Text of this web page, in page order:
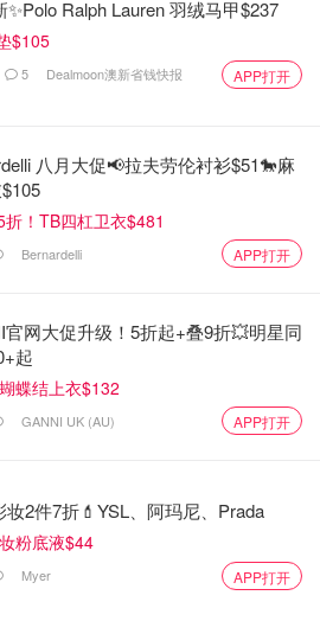
Bad Odor, Plaque, Stains from
Retainers, Night Guards, Mouth
Removable Dental Appliances.
购买
Philips Sonicare Electric
，牙齿也需要更好地清洁。正确地
牙刷更高效地去除牙菌斑和预防牙
炎和造成牙龈敏感的概率，从而改
荐飞利浦的电动牙刷，预算少的可
✨Polo Ralph Lauren 羽绒马甲$237
$105
5 Dealmoon澳新省钱快报 APP打开
八月大促📢拉夫劳伦衬衫$51🐎麻
！TB四杠卫衣$481
Bernardelli APP打开
网大促升级！5折起+叠9折💥明星同
起
蝶结上衣$132
GANNI UK (AU) APP打开
妆2件7折💄YSL、阿玛尼、Prada
粉底液$44
Myer APP打开